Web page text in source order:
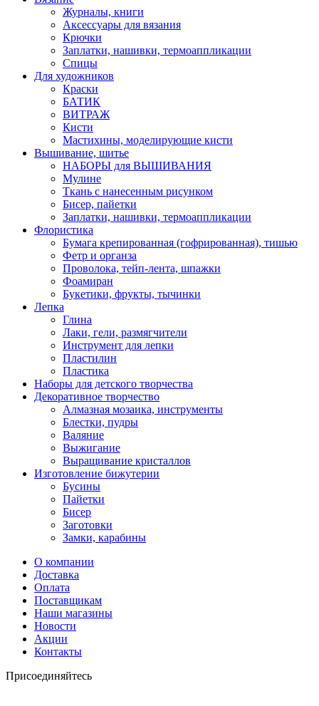
Журналы, книги
Аксессуары для вязания
Крючки
Заплатки, нашивки, термоаппликации
Спицы
Для художников
Краски
БАТИК
ВИТРАЖ
Кисти
Мастихины, моделирующие кисти
Вышивание, шитье
НАБОРЫ для ВЫШИВАНИЯ
Мулине
Ткань с нанесенным рисунком
Бисер, пайетки
Заплатки, нашивки, термоаппликации
Флористика
Бумага крепированная (гофрированная), тишью
Фетр и органза
Проволока, тейп-лента, шпажки
Фоамиран
Букетики, фрукты, тычинки
Лепка
Глина
Лаки, гели, размягчители
Инструмент для лепки
Пластилин
Пластика
Наборы для детского творчества
Декоративное творчество
Алмазная мозаика, инструменты
Блестки, пудры
Валяние
Выжигание
Выращивание кристаллов
Изготовление бижутерии
Бусины
Пайетки
Бисер
Заготовки
Замки, карабины
О компании
Доставка
Оплата
Поставщикам
Наши магазины
Новости
Акции
Контакты
Присоединяйтесь